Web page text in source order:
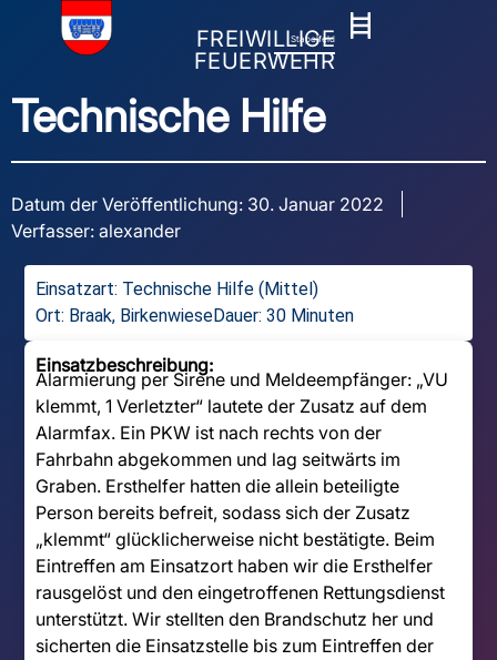
FREIWILLIGE
FEUERWEHR
Stapelfeld
Technische Hilfe
Datum der Veröffentlichung: 30. Januar 2022
Verfasser: alexander
Einsatzart: Technische Hilfe (Mittel)
Ort: Braak, BirkenwieseDauer: 30 Minuten
Einsatzbeschreibung:
Alarmierung per Sirene und Meldeempfänger: „VU
klemmt, 1 Verletzter“ lautete der Zusatz auf dem
Alarmfax. Ein PKW ist nach rechts von der
Fahrbahn abgekommen und lag seitwärts im
Graben. Ersthelfer hatten die allein beteiligte
Person bereits befreit, sodass sich der Zusatz
„klemmt“ glücklicherweise nicht bestätigte. Beim
Eintreffen am Einsatzort haben wir die Ersthelfer
rausgelöst und den eingetroffenen Rettungsdienst
unterstützt. Wir stellten den Brandschutz her und
sicherten die Einsatzstelle bis zum Eintreffen der